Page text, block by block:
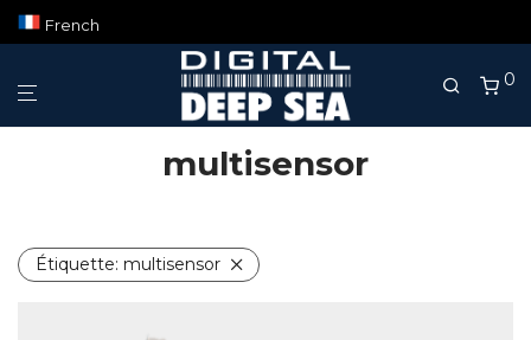
French
0
multisensor
Étiquette: multisensor